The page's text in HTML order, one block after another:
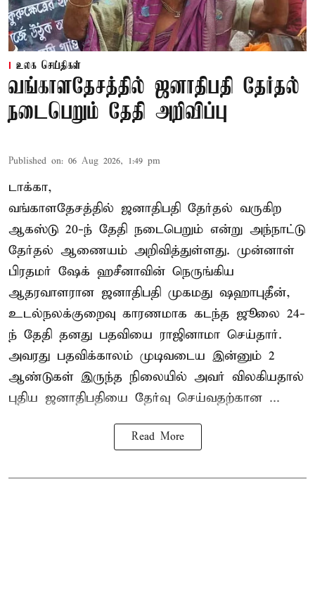
உலக செய்திகள்
வங்காளதேசத்தில் ஜனாதிபதி தேர்தல்
நடைபெறும் தேதி அறிவிப்பு
Published on: 06 Aug 2026, 1:49 pm
டாக்கா,
வங்காளதேசத்தில் ஜனாதிபதி தேர்தல் வருகிற
ஆகஸ்டு 20-ந் தேதி நடைபெறும் என்று அந்நாட்டு
தேர்தல் ஆணையம் அறிவித்துள்ளது. முன்னாள்
பிரதமர் ஷேக் ஹசீனாவின் நெருங்கிய
ஆதரவாளரான ஜனாதிபதி முகமது ஷஹாபுதீன்,
உடல்நலக்குறைவு காரணமாக கடந்த ஜூலை 24-
ந் தேதி தனது பதவியை ராஜினாமா செய்தார்.
அவரது பதவிக்காலம் முடிவடைய இன்னும் 2
ஆண்டுகள் இருந்த நிலையில் அவர் விலகியதால்
புதிய ஜனாதிபதியை தேர்வு செய்வதற்கான ...
Read More